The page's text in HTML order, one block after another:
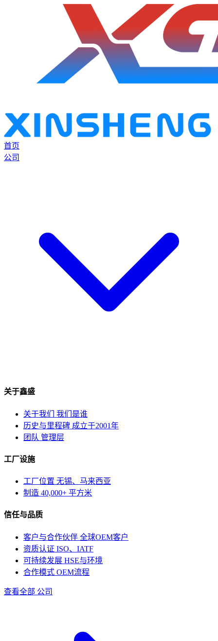
首页
公司
关于鑫盛
关于我们 我们是谁
历史与里程碑 成立于2001年
团队 管理层
工厂设施
工厂位置 无锡、马来西亚
制造 40,000+ 平方米
信任与品质
客户与合作伙伴 全球OEM客户
资质认证 ISO、IATF
可持续发展 HSE与环境
合作模式 OEM流程
查看全部 公司